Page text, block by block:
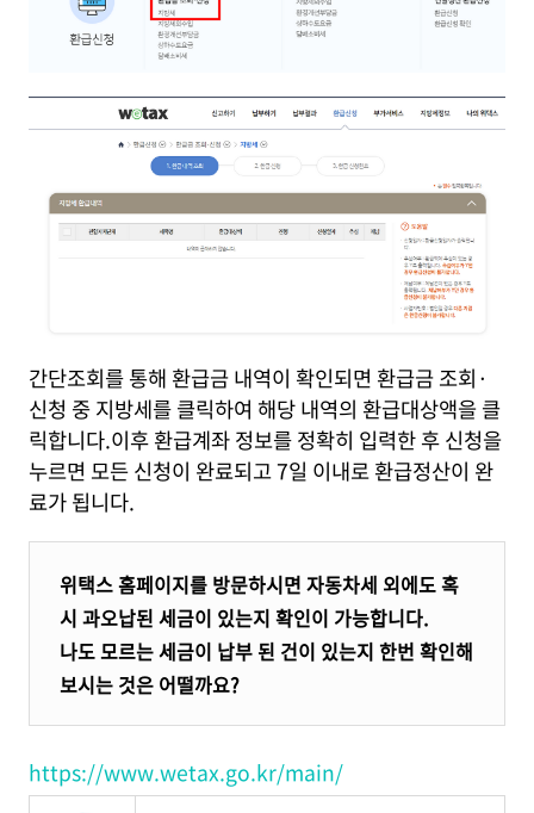
간단조회를 통해 환급금 내역이 확인되면 환급금 조회·
신청 중 지방세를 클릭하여 해당 내역의 환급대상액을 클
릭합니다.이후 환급계좌 정보를 정확히 입력한 후 신청을
누르면 모든 신청이 완료되고 7일 이내로 환급정산이 완
료가 됩니다.
위택스 홈페이지를 방문하시면 자동차세 외에도 혹
시 과오납된 세금이 있는지 확인이 가능합니다.
나도 모르는 세금이 납부 된 건이 있는지 한번 확인해
보시는 것은 어떨까요?
https://www.wetax.go.kr/main/